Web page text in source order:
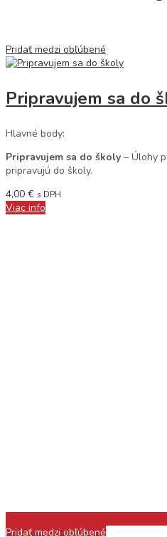
Pridať medzi obľúbené
Pripravujem sa do
Hlavné body:
Pripravujem sa do školy – Úlohy
pripravujú do školy.
4,00 € s DPH
Viac info
Pridať medzi obľúbené